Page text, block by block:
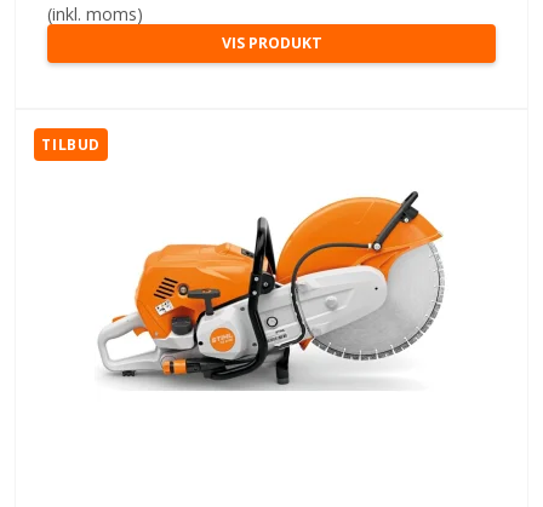
(inkl. moms)
VIS PRODUKT
TILBUD